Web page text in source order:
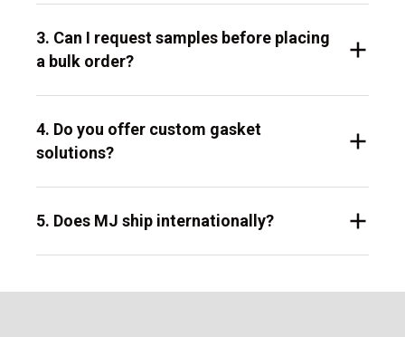
3. Can I request samples before placing
a bulk order?
4. Do you offer custom gasket
solutions?
5. Does MJ ship internationally?